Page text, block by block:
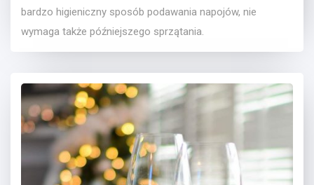
bardzo higieniczny sposób podawania napojów, nie
wymaga także późniejszego sprzątania.